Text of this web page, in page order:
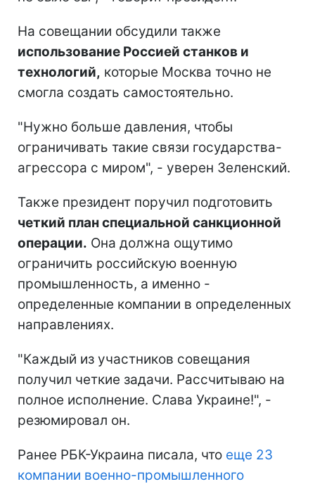
На совещании обсудили также
использование Россией станков и
технологий, которые Москва точно не
смогла создать самостоятельно.
"Нужно больше давления, чтобы
ограничивать такие связи государства-
агрессора с миром", - уверен Зеленский.
Также президент поручил подготовить
четкий план специальной санкционной
операции. Она должна ощутимо
ограничить российскую военную
промышленность, а именно -
определенные компании в определенных
направлениях.
"Каждый из участников совещания
получил четкие задачи. Рассчитываю на
полное исполнение. Слава Украине!", -
резюмировал он.
Ранее РБК-Украина писала, что еще 23
компании военно-промышленного